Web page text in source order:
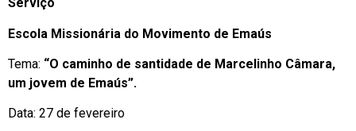
Escola Missionária do Movimento de Emaús
Tema: “O caminho de santidade de Marcelinho Câmara,
um jovem de Emaús”.
Data: 27 de fevereiro